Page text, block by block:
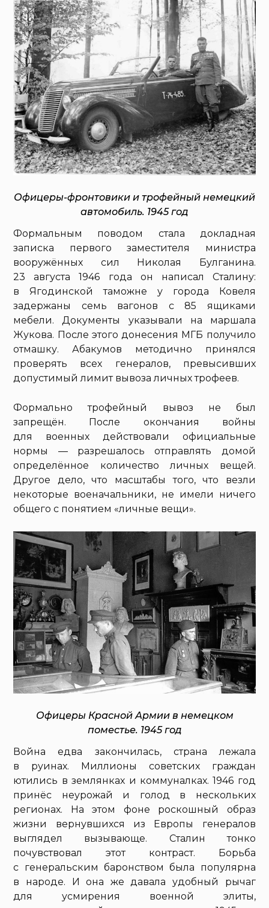
Офицеры-фронтовики и трофейный немецкий
автомобиль. 1945 год
Формальным поводом стала докладная
записка первого заместителя министра
вооружённых сил Николая Булганина.
23 августа 1946 года он написал Сталину:
в Ягодинской таможне у города Ковеля
задержаны семь вагонов с 85 ящиками
мебели. Документы указывали на маршала
Жукова. После этого донесения МГБ получило
отмашку. Абакумов методично принялся
проверять всех генералов, превысивших
допустимый лимит вывоза личных трофеев.
Формально трофейный вывоз не был
запрещён. После окончания войны
для военных действовали официальные
нормы — разрешалось отправлять домой
определённое количество личных вещей.
Другое дело, что масштабы того, что везли
некоторые военачальники, не имели ничего
общего с понятием «личные вещи».
Офицеры Красной Армии в немецком
поместье. 1945 год
Война едва закончилась, страна лежала
в руинах. Миллионы советских граждан
ютились в землянках и коммуналках. 1946 год
принёс неурожай и голод в нескольких
регионах. На этом фоне роскошный образ
жизни вернувшихся из Европы генералов
выглядел вызывающе. Сталин тонко
почувствовал этот контраст. Борьба
с генеральским баронством была популярна
в народе. И она же давала удобный рычаг
для усмирения военной элиты,